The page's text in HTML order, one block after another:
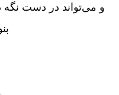
و می‌تواند در دست نگه